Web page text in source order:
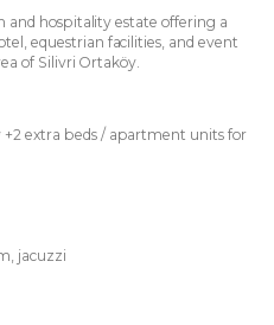
and hospitality estate offering a
equestrian facilities, and event
of Silivri Ortaköy.
extra beds / apartment units for
jacuzzi